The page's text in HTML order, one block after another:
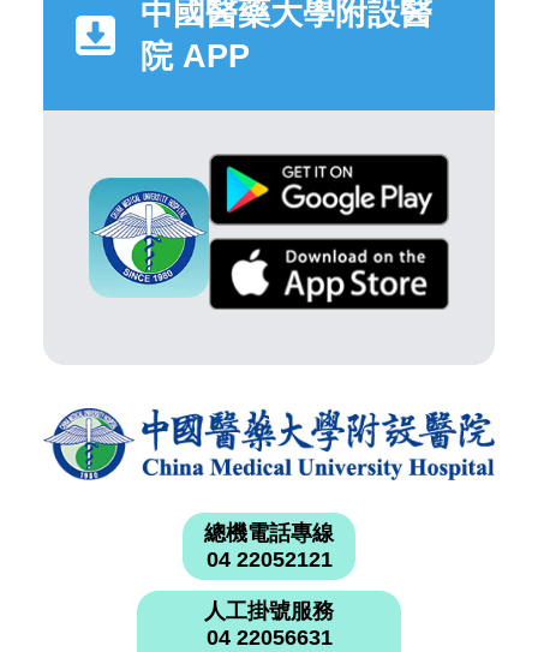
中國醫藥大學附設醫
院 APP
總機電話專線
04 22052121
人工掛號服務
04 22056631